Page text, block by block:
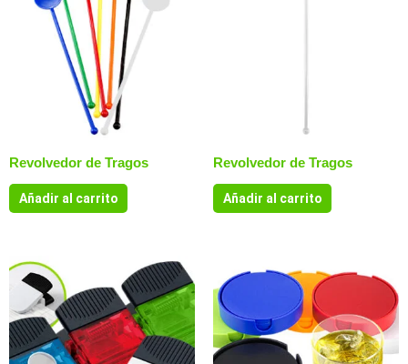
Revolvedor de Tragos
Añadir al carrito
Revolvedor de Tragos
Añadir al carrito